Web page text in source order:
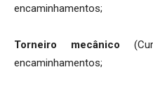
encaminhamentos;
Torneiro mecânico
encaminhamentos;